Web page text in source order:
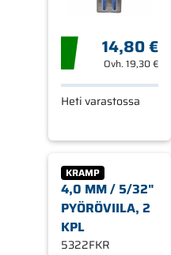
14,80 €
Ovh. 19,30 €
Heti varastossa
KRAMP
4,0 MM / 5/32"
PYÖRÖVIILA, 2
KPL
5322FKR